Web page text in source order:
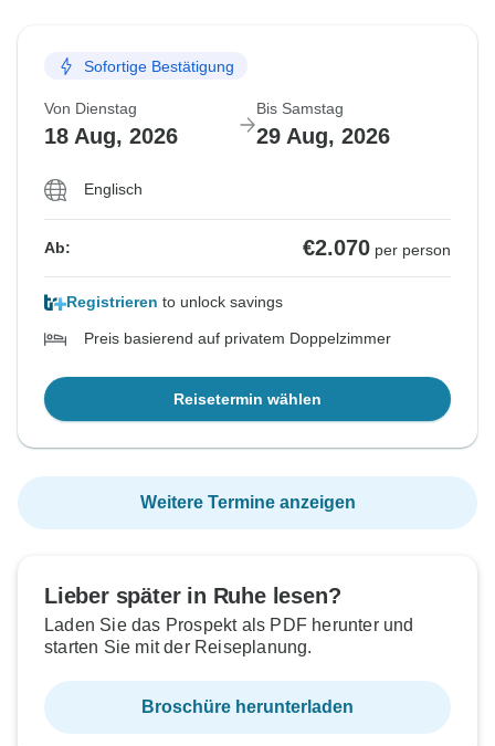
Sofortige Bestätigung
Von Dienstag
18 Aug, 2026
Bis Samstag
29 Aug, 2026
Englisch
Ab: €2.070 per person
Registrieren to unlock savings
Preis basierend auf privatem Doppelzimmer
Reisetermin wählen
Weitere Termine anzeigen
Lieber später in Ruhe lesen?
Laden Sie das Prospekt als PDF herunter und
starten Sie mit der Reiseplanung.
Broschüre herunterladen